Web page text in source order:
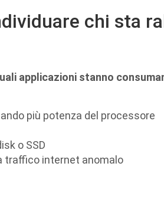
chi sta
applicazioni stanno
più potenza del processore
o SSD
traffico internet anomalo